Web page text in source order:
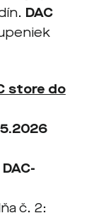
DAC
store do
č. 2: